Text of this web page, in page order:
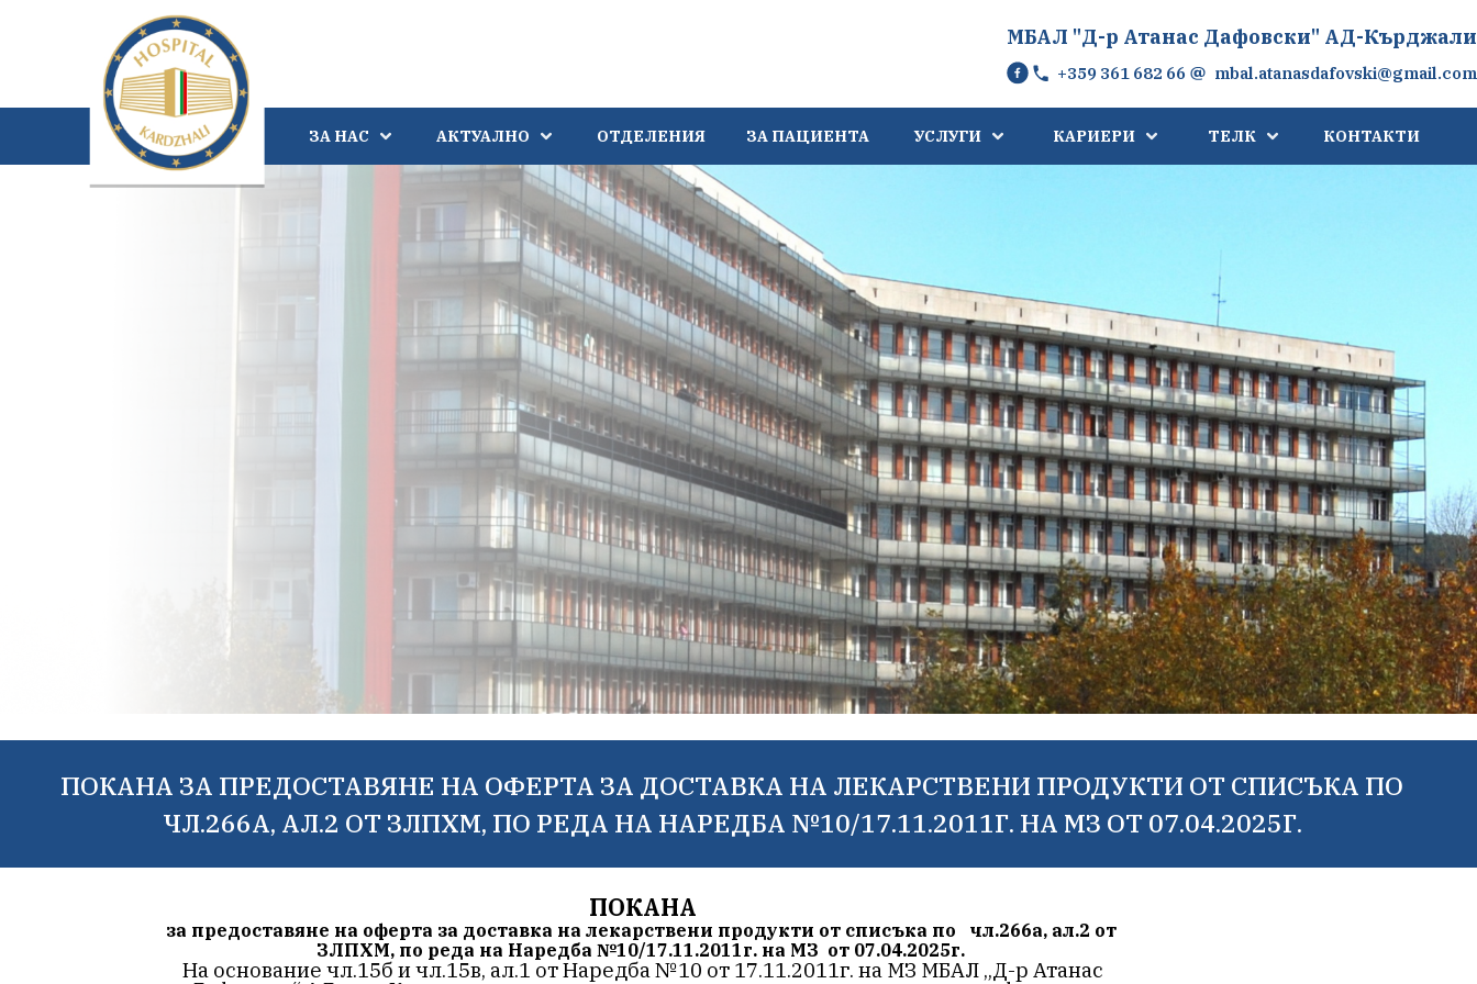
МБАЛ "Д-р Атанас Дафовски" АД-Кърджали
+359 361 682 66 mbal.atanasdafovski@gmail.com
ЗА НАС АКТУАЛНО ОТДЕЛЕНИЯ ЗА ПАЦИЕНТА УСЛУГИ КАРИЕРИ ТЕЛК КОНТАКТИ
ПОКАНА ЗА ПРЕДОСТАВЯНЕ НА ОФЕРТА ЗА ДОСТАВКА НА ЛЕКАРСТВЕНИ ПРОДУКТИ ОТ СПИСЪКА ПО
ЧЛ.266А, АЛ.2 ОТ ЗЛПХМ, ПО РЕДА НА НАРЕДБА №10/17.11.2011Г. НА МЗ ОТ 07.04.2025Г.
ПОКАНА
за предоставяне на оферта за доставка на лекарствени продукти от списъка по чл.266а, ал.2 от
ЗЛПХМ, по реда на Наредба №10/17.11.2011г. на МЗ от 07.04.2025г.
На основание чл.15б и чл.15в, ал.1 от Наредба №10 от 17.11.2011г. на МЗ МБАЛ „Д-р Атанас